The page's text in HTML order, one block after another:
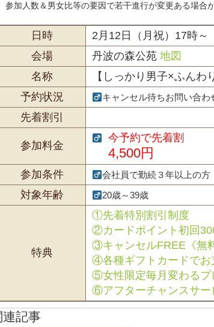
加人数＆男女比等の要因で若干進行が変更ある場合が
日時
2月12日（月祝）17時～
会場
丹波の森公苑 地図
名称
【しっかり男子×ふん
予約状況
キャンセル待ちお問い合わ
先着割引
参加料金
今予約で先着割
4,500円
参加条件 会社員で勤続３年以上の方
対象年齢 20歳～39歳
特典
①先着特別割引制度
②カードポイント初回
③キャンセルFREE《無
④各種ギフトカードでお
⑤女性限定毎月変わるプ
⑥アフターチャンスサー
連記事